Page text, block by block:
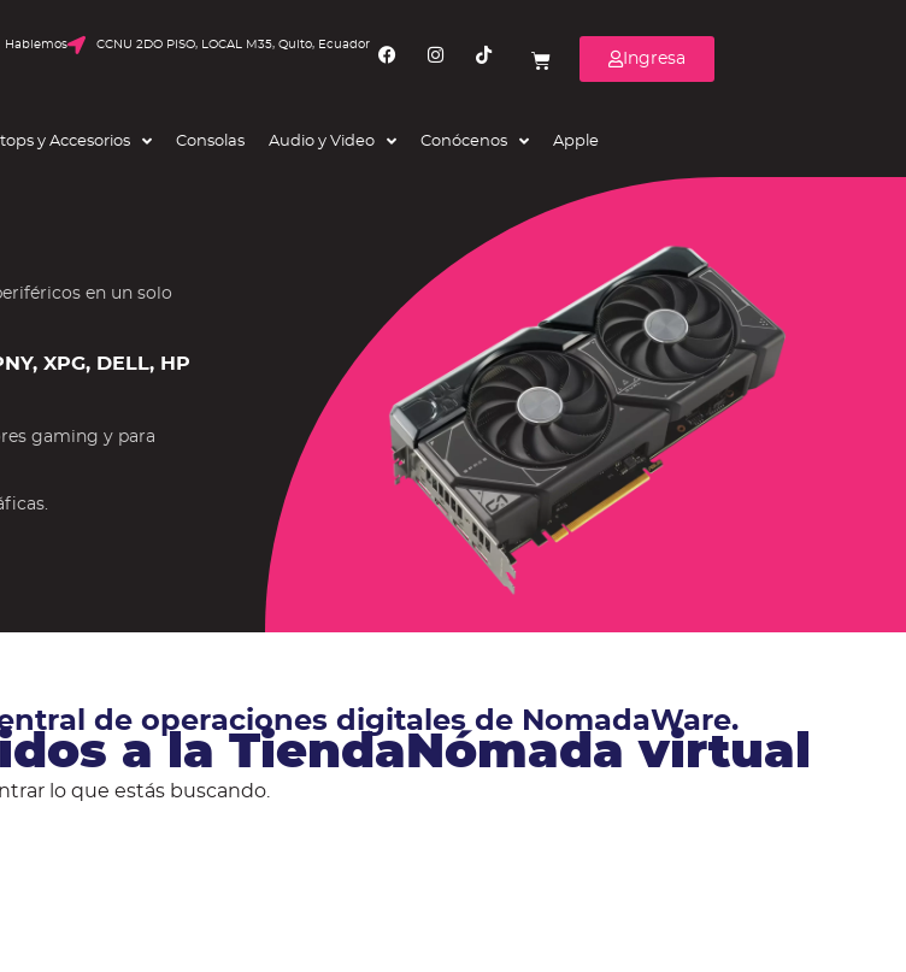
Hablemos CCNU 2DO PISO, LOCAL M35, Quito, Ecuador
Ingresa
y Accesorios Consolas Audio y Video Conócenos Apple
en un solo
XPG, DELL, HP
gaming y para
de operaciones digitales de NomadaWare.
a la TiendaNómada virtual
lo que estás buscando.